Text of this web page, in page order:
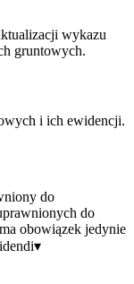
wykazu
gruntowych.
i ich ewidencji.
do
do
obowiązek jedynie
▾